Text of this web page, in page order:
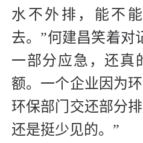
水不外排，能不
去。”何建昌笑着对
一部分应急，还真
额。一个企业因为
环保部门交还部分
还是挺少见的。”